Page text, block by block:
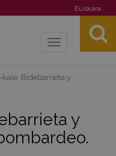
Euskara
Toggle
kale, Bidebarrieta y
y